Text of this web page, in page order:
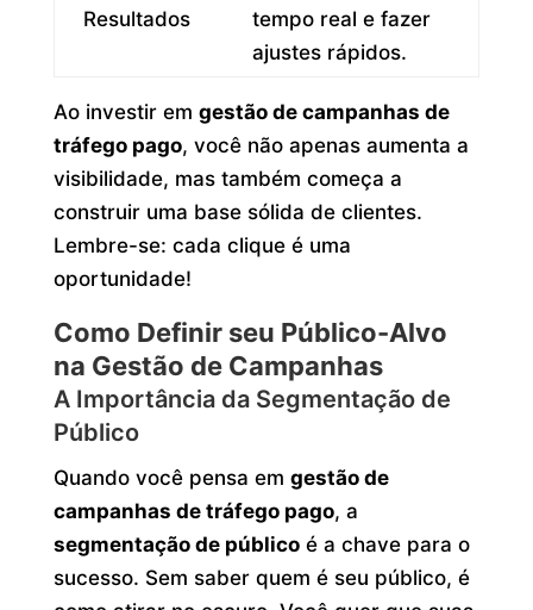
Resultados
tempo real e fazer
ajustes rápidos.
Ao investir em gestão de campanhas de
tráfego pago, você não apenas aumenta a
visibilidade, mas também começa a
construir uma base sólida de clientes.
Lembre-se: cada clique é uma
oportunidade!
Como Definir seu Público-Alvo
na Gestão de Campanhas
A Importância da Segmentação de
Público
Quando você pensa em gestão de
campanhas de tráfego pago, a
segmentação de públicoé a chave para o
sucesso. Sem saber quem é seu público, é